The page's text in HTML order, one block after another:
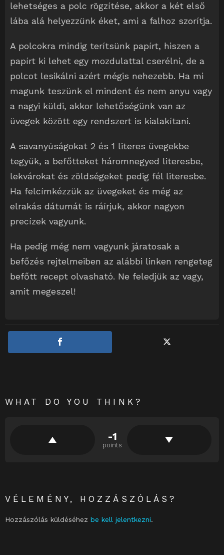
lehetséges a polc rögzítése, akkor a két első
lába alá helyezzünk éket, ami a falhoz szorítja.
A polcokra mindig terítsünk papírt, hiszen a
papírt ki lehet egy mozdulattal cserélni, de a
polcot lesikálni azért mégis nehezebb. Ha mi
magunk teszünk el mindent és nem anyu vagy
a nagyi küldi, akkor lehetőségünk van az
üvegek között egy rendszert is kialakítani.
A savanyúságokat 2 és 1 literes üvegekbe
tegyük, a befőtteket háromnegyed literesbe,
lekvárokat és zöldségeket pedig fél literesbe.
Ha felcímkézzük az üvegeket és még az
elrakás dátumát is ráírjuk, akkor nagyon
precízek vagyunk.
Ha pedig még nem vagyunk járatosak a
befőzés rejtelmeiben az alábbi linken rengeteg
befőtt recept olvasható. Ne feledjük az vagy,
amit megeszel!
WHAT DO YOU THINK?
-1
points
VÉLEMÉNY, HOZZÁSZÓLÁS?
Hozzászólás küldéséhez be kell jelentkezni.